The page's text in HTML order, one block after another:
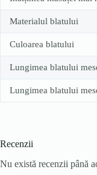
Materialul blatului
Culoarea blatului
Lungimea blatului
Lungimea blatului
Recenzii
Nu există recenzii până